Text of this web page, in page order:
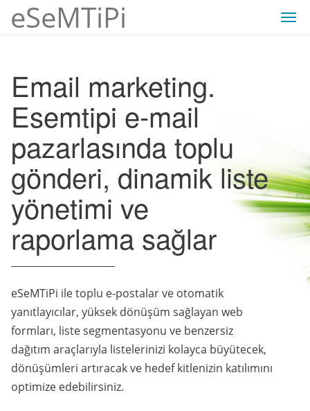
eSeMTiPi
Email marketing.
Esemtipi e-mail
pazarlasında toplu
gönderi, dinamik liste
yönetimi ve
raporlama sağlar
eSeMTiPi ile toplu e-postalar ve otomatik
yanıtlayıcılar, yüksek dönüşüm sağlayan web
formları, liste segmentasyonu ve benzersiz
dağıtım araçlarıyla listelerinizi kolayca büyütecek,
dönüşümleri artıracak ve hedef kitlenizin katılımını
optimize edebilirsiniz.